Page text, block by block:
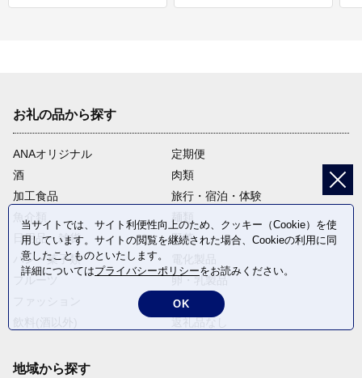
お礼の品から探す
ANAオリジナル
定期便
酒
肉類
加工食品
旅行・宿泊・体験
魚介類
麺類
日用品・雑貨
野菜
パン・菓子類
フルーツ
卵・乳製品
米・穀物
地域から探す
当サイトでは、サイト利便性向上のため、クッキー（Cookie）を使
用しています。サイトの閲覧を継続された場合、Cookieの利用に同
意したことものといたします。
詳細についてはプライバシーポリシーをお読みください。
OK